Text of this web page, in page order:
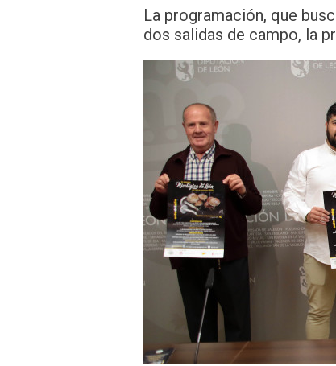
La programación, que
dos salidas de campo, la